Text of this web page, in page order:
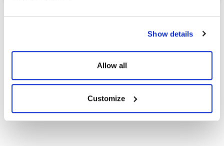
Show details
Allow all
Customize